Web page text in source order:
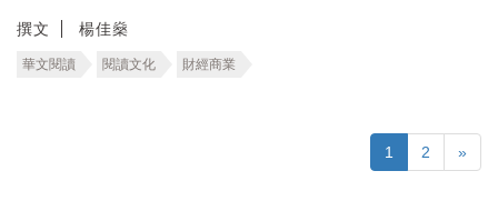
撰文 楊佳燊
華文閱讀 閱讀文化 財經商業
1 2 »